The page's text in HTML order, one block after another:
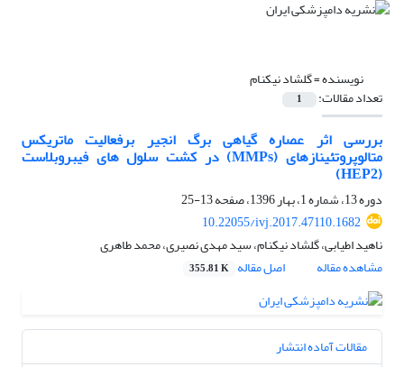
نویسنده =گلشاد نیکنام
تعداد مقالات: 1
بررسی اثر عصاره گیاهی برگ انجیر برفعالیت ماتریکس
متالوپروتئینازهای (MMPs) در کشت سلول های فیبروبلاست
(HEP2)
دوره 13، شماره 1، بهار 1396، صفحه
13-25
10.22055/ivj.2017.47110.1682
ناهید اطیابی، گلشاد نیکنام، سید مهدی نصیری، محمد طاهری
مشاهده مقاله
اصل مقاله 355.81 K
مقالات آماده انتشار